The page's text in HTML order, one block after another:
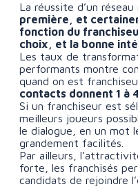
La réussite d’un
première, et
fonction du
choix, et la bonne
Les taux de
performants montre
quand on est
contacts donnent 1 à
Si un franchiseur est
meilleurs joueurs
le dialogue, en un mot
grandement facilités.
Par ailleurs,
forte, les franchisés
candidats de rejoindre